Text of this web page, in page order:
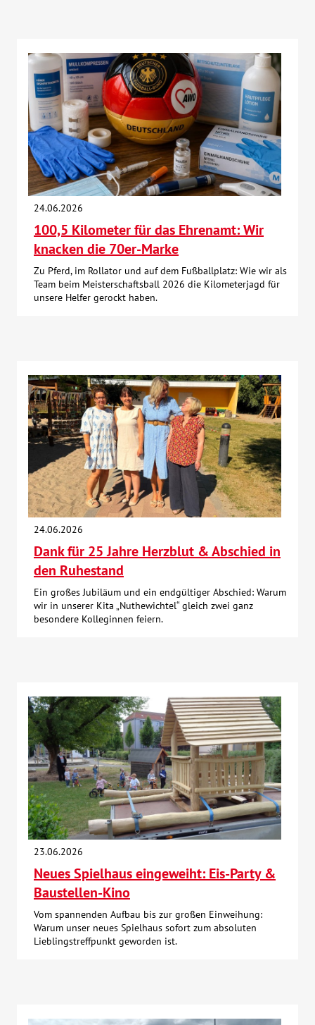
24.06.2026
100,5 Kilometer für das Ehrenamt: Wir
knacken die 70er-Marke
Zu Pferd, im Rollator und auf dem Fußballplatz: Wie wir als
Team beim Meisterschaftsball 2026 die Kilometerjagd für
unsere Helfer gerockt haben.
24.06.2026
Dank für 25 Jahre Herzblut & Abschied in
den Ruhestand
Ein großes Jubiläum und ein endgültiger Abschied: Warum
wir in unserer Kita „Nuthewichtel“ gleich zwei ganz
besondere Kolleginnen feiern.
23.06.2026
Neues Spielhaus eingeweiht: Eis-Party &
Baustellen-Kino
Vom spannenden Aufbau bis zur großen Einweihung:
Warum unser neues Spielhaus sofort zum absoluten
Lieblingstreffpunkt geworden ist.